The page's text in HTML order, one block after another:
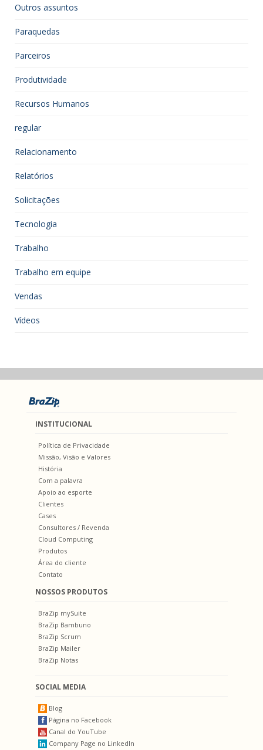
Outros assuntos
Paraquedas
Parceiros
Produtividade
Recursos Humanos
regular
Relacionamento
Relatórios
Solicitações
Tecnologia
Trabalho
Trabalho em equipe
Vendas
Vídeos
INSTITUCIONAL
Política de Privacidade
Missão, Visão e Valores
História
Com a palavra
Apoio ao esporte
Clientes
Cases
Consultores / Revenda
Cloud Computing
Produtos
Área do cliente
Contato
NOSSOS PRODUTOS
BraZip mySuite
BraZip Bambuno
BraZip Scrum
BraZip Mailer
BraZip Notas
SOCIAL MEDIA
Blog
Página no Facebook
Canal do YouTube
Company Page no LinkedIn